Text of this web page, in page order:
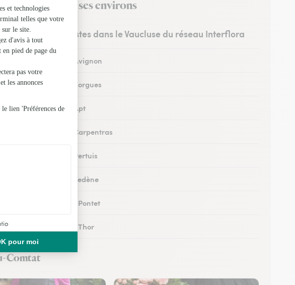
et dans ses environs
Les fleuristes dans le Vaucluse du réseau Interflora
Fleuristes à Avignon
Fleuristes à Sorgues
Fleuristes à Apt
Fleuristes à Carpentras
Fleuristes à Pertuis
Fleuristes à Vedène
Fleuristes au Pontet
Fleuristes au Thor
Fleuristes à Orange
Comtat